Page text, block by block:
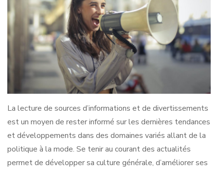
La lecture de sources d’informations et de divertissements
est un moyen de rester informé sur les dernières tendances
et développements dans des domaines variés allant de la
politique à la mode. Se tenir au courant des actualités
permet de développer sa culture générale, d’améliorer ses